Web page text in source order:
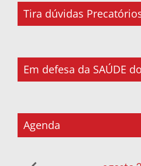
Tira dúvidas
Em defesa da SAÚDE
Agenda